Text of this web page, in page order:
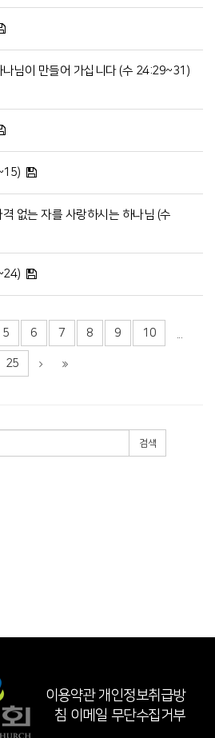
님이 만들어 가십니다 (수 24:29~31)
없는 자를 사랑하시는 하나님 (수
5 6 7 8 9 10
25
검색
이용약관 개인정보취급방
침 이메일 무단수집거부